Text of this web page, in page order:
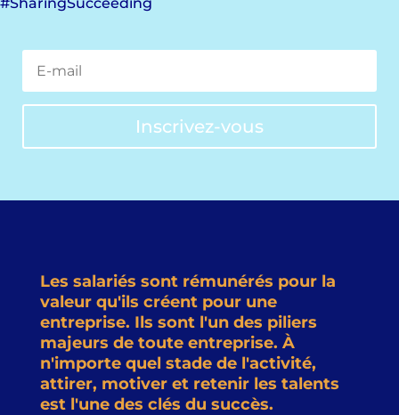
Inscrivez-vous
Les salariés sont rémunérés pour la
valeur qu'ils créent pour une
entreprise. Ils sont l'un des piliers
majeurs de toute entreprise. À
n'importe quel stade de l'activité,
attirer, motiver et retenir les talents
est l'une des clés du succès.